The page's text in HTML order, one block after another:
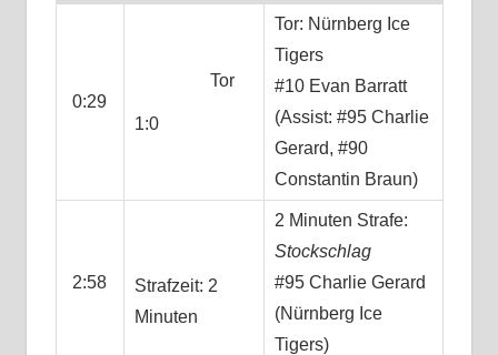
0:29
Tor
1:0
Tor: Nürnberg Ice
Tigers
#10 Evan Barratt
(Assist: #95 Charlie
Gerard, #90
Constantin Braun)
2:58
Strafzeit: 2
Minuten
2 Minuten Strafe:
Stockschlag
#95 Charlie Gerard
(Nürnberg Ice
Tigers)